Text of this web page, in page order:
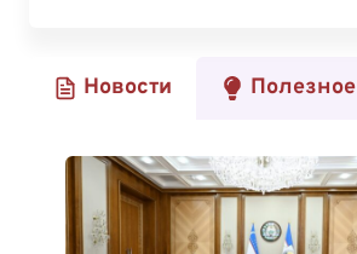
ПОМОЖЕТ
ПРОДАТЬ
АВТОМОБИЛЬ
Новости Полезное